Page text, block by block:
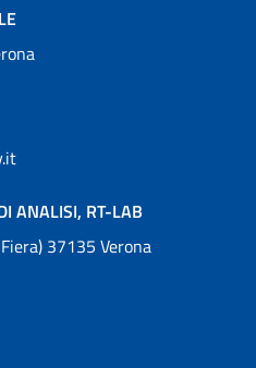
ANALISI, RT-LAB
37135 Verona